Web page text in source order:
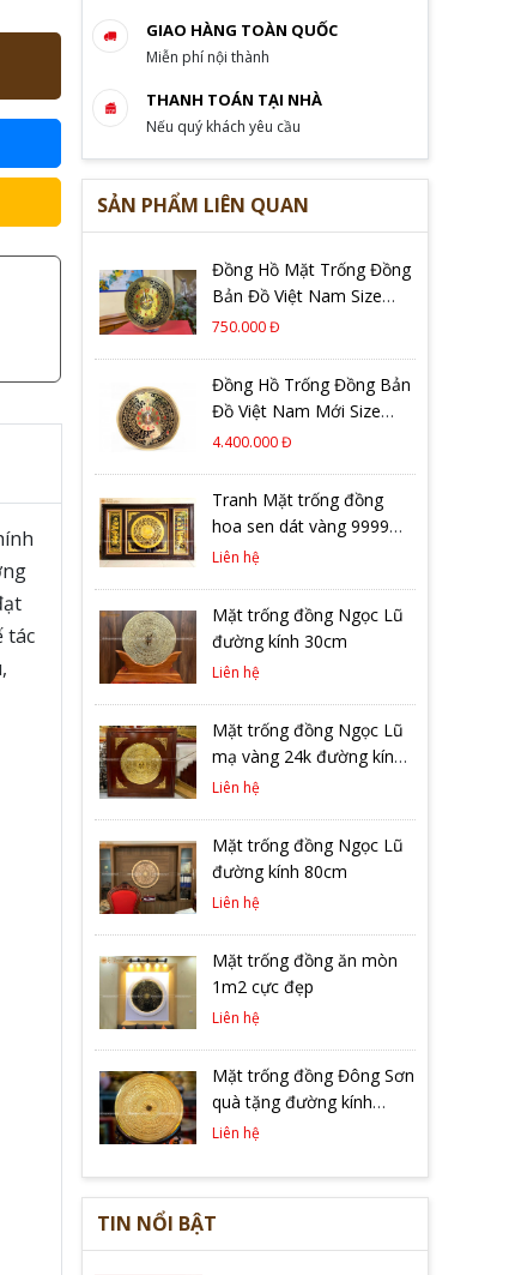
tác
GIAO HÀNG TOÀN QUỐC
Miễn phí nội thành
THANH TOÁN TẠI NHÀ
Nếu quý khách yêu cầu
SẢN PHẨM LIÊN QUAN
Đồng Hồ Mặt Trống Đồng
Bản Đồ Việt Nam Size
30cm Cao Cấp
750.000 Đ
Đồng Hồ Trống Đồng Bản
Đồ Việt Nam Mới Size
80cm – Mẫu Mới Nhất
4.400.000 Đ
Tranh Mặt trống đồng
hoa sen dát vàng 9999
kích thước 90cm x 1m27
Liên hệ
Mặt trống đồng Ngọc Lũ
đường kính 30cm
Liên hệ
Mặt trống đồng Ngọc Lũ
mạ vàng 24k đường kính
1m3 khung gỗ vuông
Liên hệ
Mặt trống đồng Ngọc Lũ
đường kính 80cm
Liên hệ
Mặt trống đồng ăn mòn
1m2 cực đẹp
Liên hệ
Mặt trống đồng Đông Sơn
quà tặng đường kính
27cm mạ vàng 9999
Liên hệ
TIN NỔI BẬT